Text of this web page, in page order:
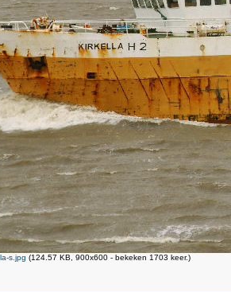
s.jpg (124.57 KB, 900x600 - bekeken 1703 keer.)